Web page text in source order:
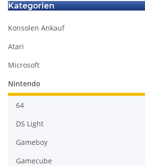
Kategorien
Konsolen Ankauf
Atari
Microsoft
Nintendo
64
DS Light
Gameboy
Gamecube